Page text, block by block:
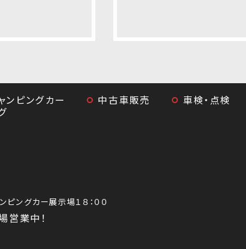
ンピングカー 中古車販売 車検・点検
ピングカー展示場１８：００
営業中！